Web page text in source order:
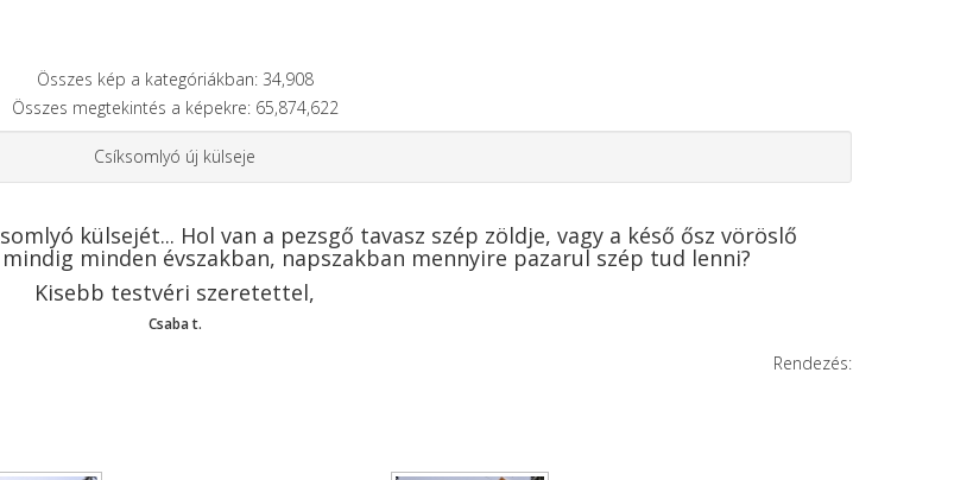
Összes kép a kategóriákban: 34,908
Összes megtekintés a képekre: 65,874,622
Csíksomlyó új külseje
külsejét... Hol van a pezsgő tavasz szép zöldje, vagy a késő ősz vöröslő
minden évszakban, napszakban mennyire pazarul szép tud lenni?
Kisebb testvéri szeretettel,
Csaba t.
Rendezés: